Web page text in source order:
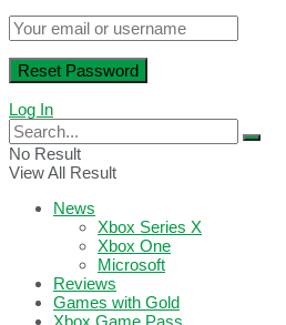
Log In
No Result
View All Result
News
Xbox Series X
Xbox One
Microsoft
Reviews
Games with Gold
Xbox Game Pass